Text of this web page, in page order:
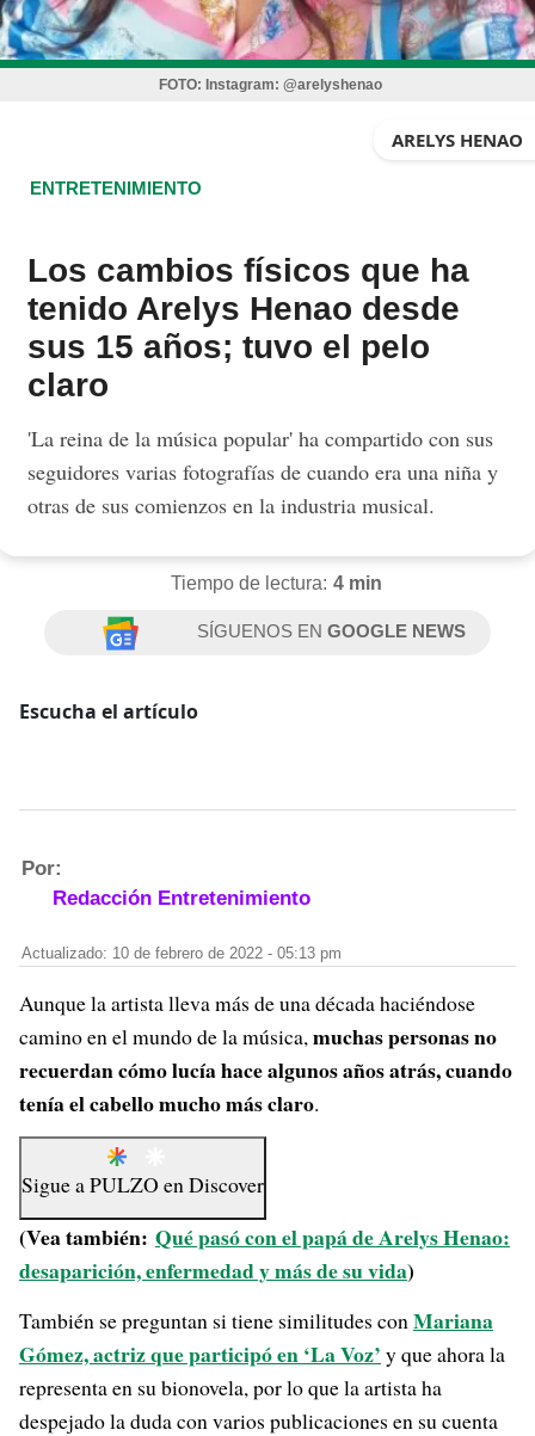
FOTO: Instagram: @arelyshenao
ARELYS HENAO
ENTRETENIMIENTO
Los cambios físicos que ha
tenido Arelys Henao desde
sus 15 años; tuvo el pelo
claro
'La reina de la música popular' ha compartido con sus
seguidores varias fotografías de cuando era una niña y
otras de sus comienzos en la industria musical.
Tiempo de lectura: 4 min
SÍGUENOS ENGOOGLE NEWS
Escucha el artículo
Por:
Redacción Entretenimiento
Actualizado: 10 de febrero de 2022 - 05:13 pm
Aunque la artista lleva más de una década haciéndose
camino en el mundo de la música,muchas personas no
recuerdan cómo lucía hace algunos años atrás, cuando
tenía el cabello mucho más claro.
Sigue aPULZO enDiscover
(Vea también: Qué pasó con el papá de Arelys Henao:
desaparición, enfermedad y más de su vida)
También se preguntan si tiene similitudes conMariana
Gómez, actriz que participó en ‘La Voz’ y que ahora la
representa en su bionovela, por lo que la artista ha
despejado la duda con varios publicaciones en su cuenta